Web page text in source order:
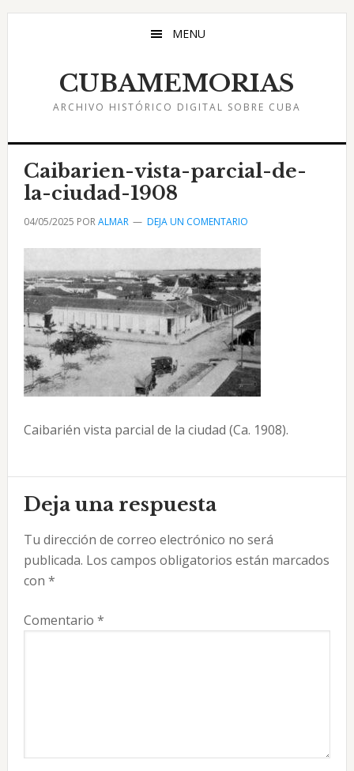
Saltar
Saltar
Saltar
MENU
CUBAMEMORIAS
ARCHIVO HISTÓRICO DIGITAL SOBRE CUBA
Caibarien-vista-parcial-de-
la-ciudad-1908
04/05/2025 PORALMAR DEJA UN COMENTARIO
Caibarién vista parcial de la ciudad (Ca. 1908).
Interacciones
con
los
lectores
Deja una respuesta
Tu dirección de correo electrónico no será
publicada. Los campos obligatorios están marcados
con *
Comentario *